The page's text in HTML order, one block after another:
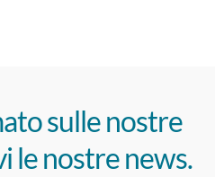
sulle nostre
le nostre news.